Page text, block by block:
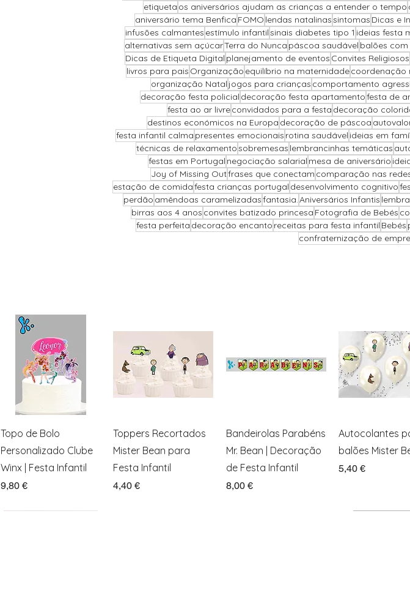
etiqueta os aniversários ajudam as crianças a entender o tempo
aniversário tema Benfica FOMO lendas natalinassintomas Dicas e
infusões calmantes estímulo infantilsinais diabetes tipo 1 ideias festa
alternativas sem açúcarTerra do Nunca páscoa saudável balões com
Dicas de Etiqueta Digital planejamento de eventos Convites Religiosos
livros para pais Organização equilíbrio na maternidadecoordenação
organização Natal jogos para crianças comportamento
decoração festa policial decoração festa apartamentofesta de
festa ao ar livreconvidados para a festa decoração
destinos económicos na Europa decoração de páscoa
festa infantil calma presentes emocionais rotina saudável ideias em
técnicas de relaxamentosobremesas lembrancinhas temáticas
festas em Portugal negociação salarial mesa de aniversário
Joy of Missing Outfrases que conectam comparação nas
estação de comidafesta crianças portugal desenvolvimento cognitivo
perdão amêndoas caramelizadasfantasia. Aniversários Infantis
birras aos 4 anos convites batizado princesa Fotografia de Bebés
festa perfeita decoração encanto receitas para festa infantil Bebés
confraternização de
Visualização rápida
Topo de Bolo
Personalizado Clube
Winx | Festa Infantil
Preço
9,80 €
Visualização rápida
Toppers Recortados
Mister Bean para
Festa Infantil
Preço
4,40 €
Visualização rápida
Bandeirolas Parabéns
Mr. Bean | Decoração
de Festa Infantil
Preço
8,00 €
Visualização
Autocolantes
balões Mister
Preço
5,40 €